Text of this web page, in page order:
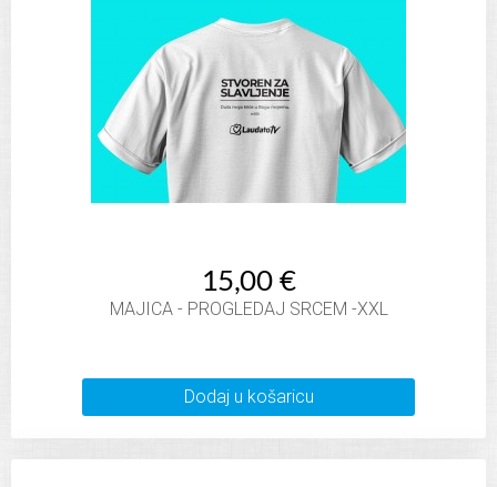
15,00 €
MAJICA - PROGLEDAJ SRCEM -XXL
Dodaj u košaricu